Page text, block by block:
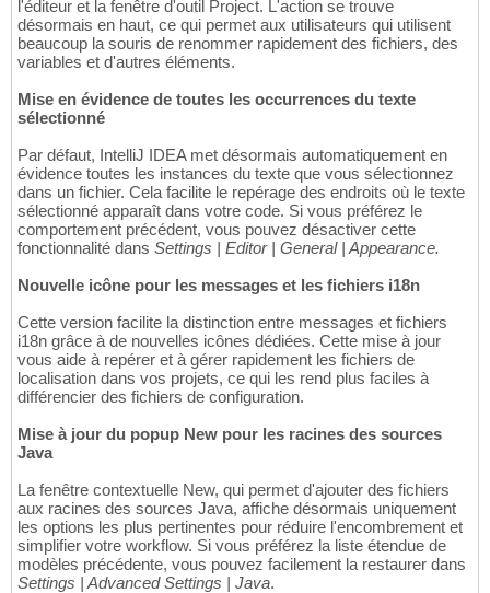
l'éditeur et la fenêtre d'outil Project. L'action se trouve
désormais en haut, ce qui permet aux utilisateurs qui utilisent
beaucoup la souris de renommer rapidement des fichiers, des
variables et d'autres éléments.
Mise en évidence de toutes les occurrences du texte
sélectionné
Par défaut, IntelliJ IDEA met désormais automatiquement en
évidence toutes les instances du texte que vous sélectionnez
dans un fichier. Cela facilite le repérage des endroits où le texte
sélectionné apparaît dans votre code. Si vous préférez le
comportement précédent, vous pouvez désactiver cette
fonctionnalité dans Settings | Editor | General | Appearance.
Nouvelle icône pour les messages et les fichiers i18n
Cette version facilite la distinction entre messages et fichiers
i18n grâce à de nouvelles icônes dédiées. Cette mise à jour
vous aide à repérer et à gérer rapidement les fichiers de
localisation dans vos projets, ce qui les rend plus faciles à
différencier des fichiers de configuration.
Mise à jour du popup New pour les racines des sources
Java
La fenêtre contextuelle New, qui permet d'ajouter des fichiers
aux racines des sources Java, affiche désormais uniquement
les options les plus pertinentes pour réduire l'encombrement et
simplifier votre workflow. Si vous préférez la liste étendue de
modèles précédente, vous pouvez facilement la restaurer dans
Settings | Advanced Settings | Java.